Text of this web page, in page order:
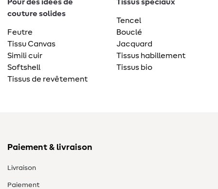
Pour des idées de
couture solides
Feutre
Tissu Canvas
Simili cuir
Softshell
Tissus de revêtement
Tissus spéciaux
Tencel
Bouclé
Jacquard
Tissus habillement
Tissus bio
Paiement & livraison
Livraison
Paiement